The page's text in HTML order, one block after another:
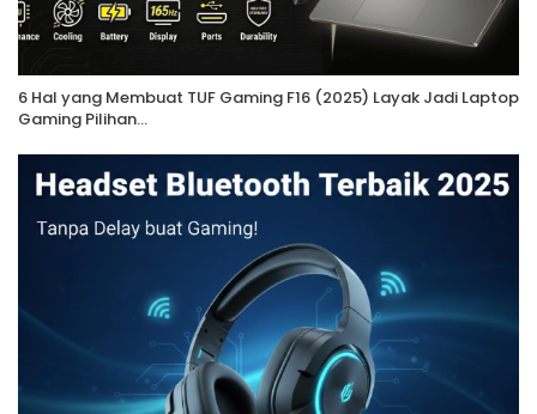
6 Hal yang Membuat TUF Gaming F16 (2025) Layak Jadi Laptop
Gaming Pilihan…